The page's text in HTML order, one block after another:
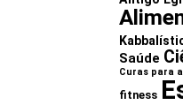
Saúde
Curas para
fitness